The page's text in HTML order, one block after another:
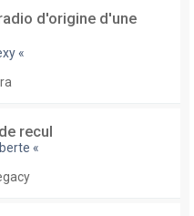
d'origine d'une
«
recul
«